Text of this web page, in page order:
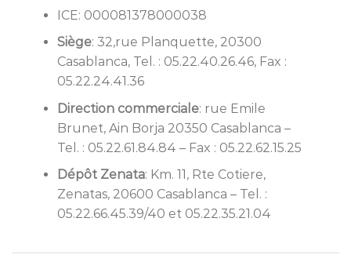
ICE: 000081378000038
Siège: 32,rue Planquette, 20300
Casablanca, Tel. : 05.22.40.26.46, Fax :
05.22.24.41.36
Direction commerciale: rue Emile
Brunet, Ain Borja 20350 Casablanca –
Tel. : 05.22.61.84.84 – Fax : 05.22.62.15.25
Dépôt Zenata: Km. 11, Rte Cotiere,
Zenatas, 20600 Casablanca – Tel. :
05.22.66.45.39/40 et 05.22.35.21.04